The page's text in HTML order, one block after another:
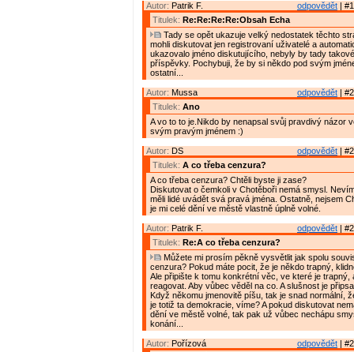
odpovědět |
Autor: Patrik F.
Titulek: Re:Re:Re:Re:Obsah Echa
Tady se opět ukazuje velký nedostatek těchto
mohli diskutovat jen registrovaní uživatelé a
ukazovalo jméno diskutujícího, nebyly by tady
příspěvky. Pochybuji, že by si někdo pod svým
ostatní...
odpovědět |
Autor: Mussa
Titulek: Ano
A vo to to je.Nikdo by nenapsal svůj pravdivý názor
svým pravým jménem :)
odpovědět |
Autor: DS
Titulek: A co třeba cenzura?
A co třeba cenzura? Chtěli byste ji zase?
Diskutovat o čemkoli v Chotěboři nemá smysl.
měli lidé uvádět svá pravá jména. Ostatně, nejsem
je mi celé dění ve městě vlastně úplně volné.
odpovědět |
Autor: Patrik F.
Titulek: Re:A co třeba cenzura?
Můžete mi prosím pěkně vysvětlit jak spolu
cenzura? Pokud máte pocit, že je někdo trapný,
Ale připište k tomu konkrétní věc, ve které je trapný,
reagovat. Aby vůbec věděl na co. A slušnost je
Když někomu jmenovitě píšu, tak je snad normální,
je totiž ta demokracie, víme? A pokud diskutovat
dění ve městě volné, tak pak už vůbec nechápu
konání...
odpovědět |
Autor: Pořízová